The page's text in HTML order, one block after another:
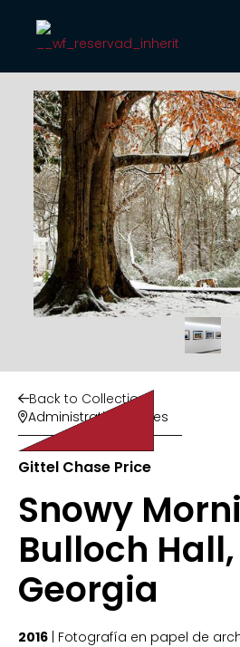
Back to Collection
Administrative Offices
Gittel Chase Price
Snowy
Bulloch
Georgia
2016 | Fotografía en papel de